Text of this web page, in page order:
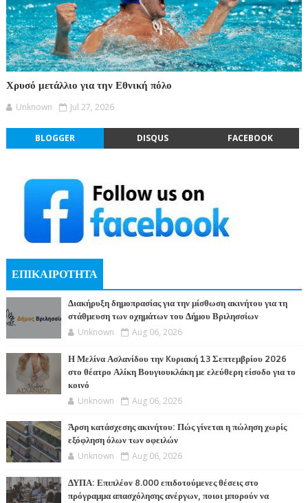
Χρυσό μετάλλιο για την Εθνική πόλο
Unknown Jul 27, 2026
BLOGGER DISQUS FACEBOOK
ΕΠΙΚΑΙΡΟΤΗΤΑ
Διακήρυξη δημοπρασίας για την μίσθωση ακινήτου για τη
στάθμευση των οχημάτων του Δήμου Βριλησσίων
Unknown Aug 06, 2026
Η Μελίνα Ασλανίδου την Kυριακή 13 Σεπτεμβρίου 2026
στο θέατρο Αλίκη Βουγιουκλάκη με ελεύθερη είσοδο για το
κοινό
Unknown Aug 06, 2026
Άρση κατάσχεσης ακινήτου: Πώς γίνεται η πώληση χωρίς
εξόφληση όλων των οφειλών
Unknown Aug 06, 2026
ΔΥΠΑ: Επιπλέον 8.000 επιδοτούμενες θέσεις στο
πρόγραμμα απασχόλησης ανέργων, ποιοι μπορούν να